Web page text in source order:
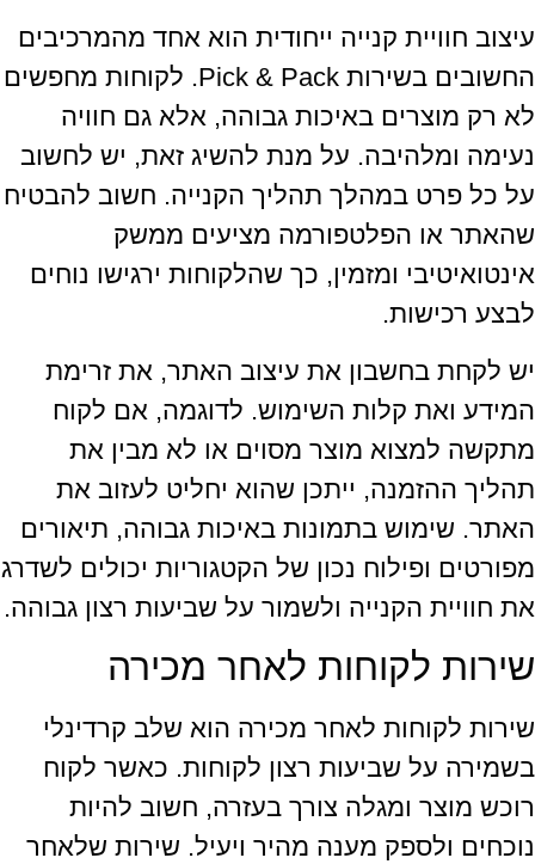
עיצוב חוויית קנייה ייחודית הוא אחד מהמרכיבים
החשובים בשירות Pick & Pack. לקוחות מחפשים
לא רק מוצרים באיכות גבוהה, אלא גם חוויה
נעימה ומלהיבה. על מנת להשיג זאת, יש לחשוב
על כל פרט במהלך תהליך הקנייה. חשוב להבטיח
שהאתר או הפלטפורמה מציעים ממשק
אינטואיטיבי ומזמין, כך שהלקוחות ירגישו נוחים
לבצע רכישות.
יש לקחת בחשבון את עיצוב האתר, את זרימת
המידע ואת קלות השימוש. לדוגמה, אם לקוח
מתקשה למצוא מוצר מסוים או לא מבין את
תהליך ההזמנה, ייתכן שהוא יחליט לעזוב את
האתר. שימוש בתמונות באיכות גבוהה, תיאורים
מפורטים ופילוח נכון של הקטגוריות יכולים לשדרג
את חוויית הקנייה ולשמור על שביעות רצון גבוהה.
שירות לקוחות לאחר מכירה
שירות לקוחות לאחר מכירה הוא שלב קרדינלי
בשמירה על שביעות רצון לקוחות. כאשר לקוח
רוכש מוצר ומגלה צורך בעזרה, חשוב להיות
נוכחים ולספק מענה מהיר ויעיל. שירות שלאחר